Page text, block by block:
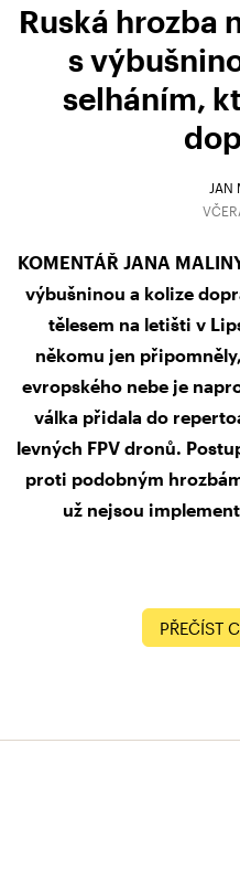
Ruská hrozba
s
selháním,
JAN
KOMENTÁŘ JANA
výbušninou a kolize
tělesem na letišti v
někomu jen
evropského nebe je
válka přidala do
levných FPV dronů.
proti podobným
už nejsou
PŘEČÍST